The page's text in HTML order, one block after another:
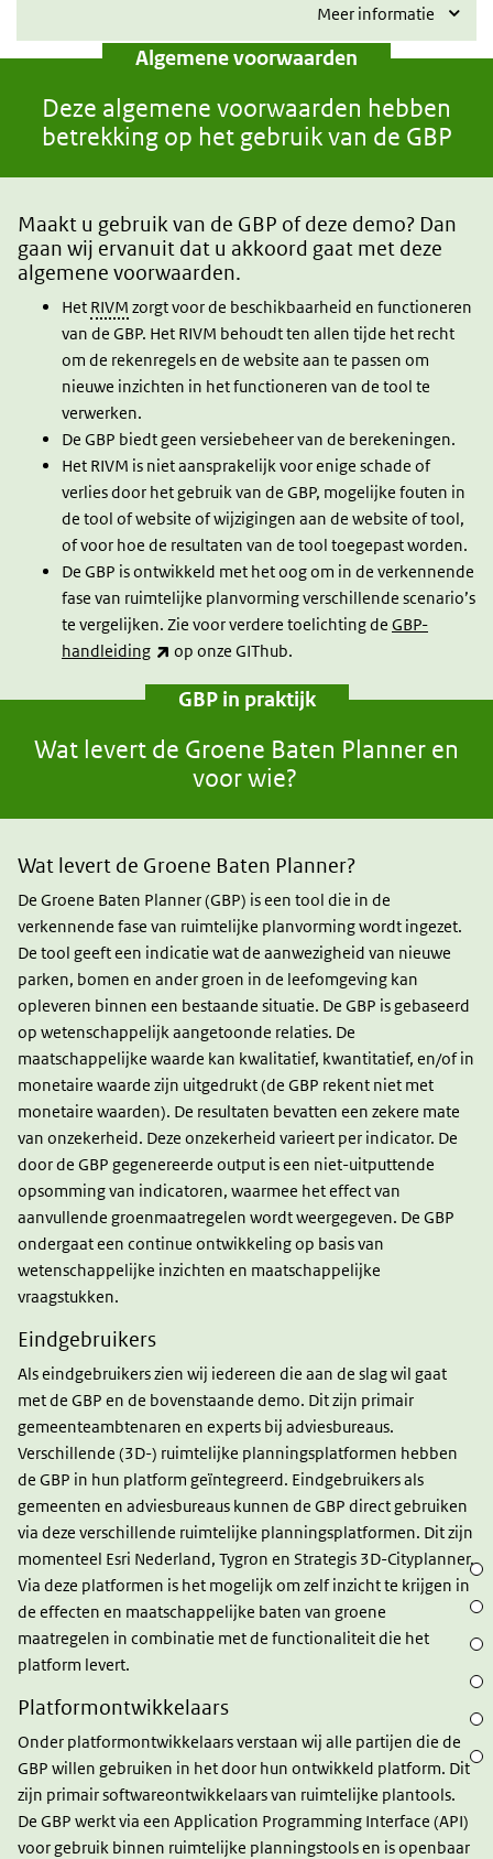
Meer informatie
Algemene voorwaarden
Deze algemene voorwaarden hebben
betrekking op het gebruik van de GBP
Maakt u gebruik van de GBP of deze demo? Dan
gaan wij ervanuit dat u akkoord gaat met deze
algemene voorwaarden.
Het RIVM zorgt voor de beschikbaarheid en functioneren
van de GBP. Het RIVM behoudt ten allen tijde het recht
om de rekenregels en de website aan te passen om
nieuwe inzichten in het functioneren van de tool te
verwerken.
De GBP biedt geen versiebeheer van de berekeningen.
Het RIVM is niet aansprakelijk voor enige schade of
verlies door het gebruik van de GBP, mogelijke fouten in
de tool of website of wijzigingen aan de website of tool,
of voor hoe de resultaten van de tool toegepast worden.
De GBP is ontwikkeld met het oog om in de verkennende
fase van ruimtelijke planvorming verschillende scenario’s
te vergelijken. Zie voor verdere toelichting de GBP-
handleiding
(link is external)
op onze GIThub.
GBP in praktijk
Wat levert de Groene Baten Planner en
voor wie?
Wat levert de Groene Baten Planner?
De Groene Baten Planner (GBP) is een tool die in de
verkennende fase van ruimtelijke planvorming wordt ingezet.
De tool geeft een indicatie wat de aanwezigheid van nieuwe
parken, bomen en ander groen in de leefomgeving kan
opleveren binnen een bestaande situatie. De GBP is gebaseerd
op wetenschappelijk aangetoonde relaties. De
maatschappelijke waarde kan kwalitatief, kwantitatief, en/of in
monetaire waarde zijn uitgedrukt (de GBP rekent niet met
monetaire waarden). De resultaten bevatten een zekere mate
van onzekerheid. Deze onzekerheid varieert per indicator. De
door de GBP gegenereerde output is een niet-uitputtende
opsomming van indicatoren, waarmee het effect van
aanvullende groenmaatregelen wordt weergegeven. De GBP
ondergaat een continue ontwikkeling op basis van
wetenschappelijke inzichten en maatschappelijke
vraagstukken.
Eindgebruikers
Als eindgebruikers zien wij iedereen die aan de slag wil gaat
met de GBP en de bovenstaande demo. Dit zijn primair
gemeenteambtenaren en experts bij adviesbureaus.
Verschillende (3D-) ruimtelijke planningsplatformen hebben
de GBP in hun platform geïntegreerd. Eindgebruikers als
gemeenten en adviesbureaus kunnen de GBP direct gebruiken
via deze verschillende ruimtelijke planningsplatformen. Dit zijn
momenteel Esri Nederland, Tygron en Strategis 3D-Cityplanner.
Via deze platformen is het mogelijk om zelf inzicht te krijgen in
de effecten en maatschappelijke baten van groene
maatregelen in combinatie met de functionaliteit die het
platform levert.
Platformontwikkelaars
Onder platformontwikkelaars verstaan wij alle partijen die de
GBP willen gebruiken in het door hun ontwikkeld platform. Dit
zijn primair softwareontwikkelaars van ruimtelijke plantools.
De GBP werkt via een Application Programming Interface (API)
voor gebruik binnen ruimtelijke planningstools en is openbaar